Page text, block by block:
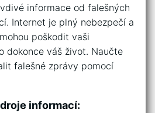
informace od falešných
Internet je plný nebezpečí a
poškodit vaši
dokonce váš život. Naučte
falešné zprávy pomocí
informací: